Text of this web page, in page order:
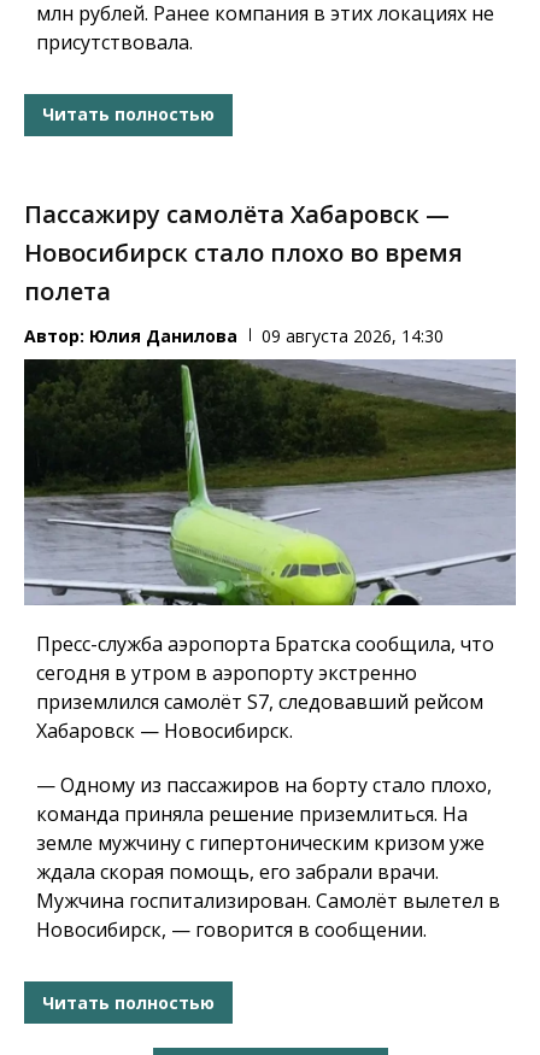
млн рублей. Ранее компания в этих локациях не
присутствовала.
Читать полностью
Пассажиру самолёта Хабаровск —
Новосибирск стало плохо во время
полета
Автор: Юлия Данилова 09 августа 2026, 14:30
Пресс-служба аэропорта Братска сообщила, что
сегодня в утром в аэропорту экстренно
приземлился самолёт S7, следовавший рейсом
Хабаровск — Новосибирск.
— Одному из пассажиров на борту стало плохо,
команда приняла решение приземлиться. На
земле мужчину с гипертоническим кризом уже
ждала скорая помощь, его забрали врачи.
Мужчина госпитализирован. Самолёт вылетел в
Новосибирск, — говорится в сообщении.
Читать полностью